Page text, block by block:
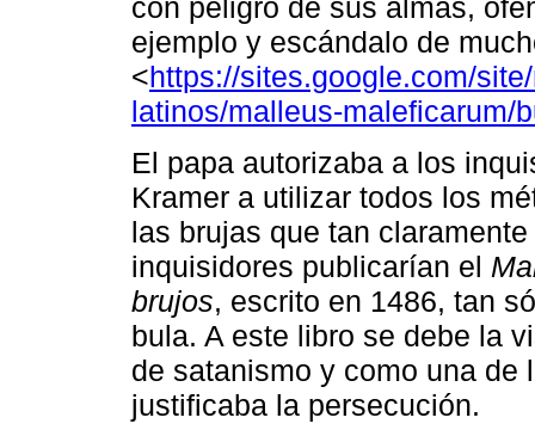
con peligro de sus almas,
ejemplo y escándalo de
<https://sites.google.com/
latinos/malleus-maleficarum/
El papa autorizaba a los
Kramer a utilizar todos los
las brujas que tan
inquisidores publicarían el
brujos, escrito en 1486, tan
bula. A este libro se debe la
de satanismo y como una
justificaba la persecución.